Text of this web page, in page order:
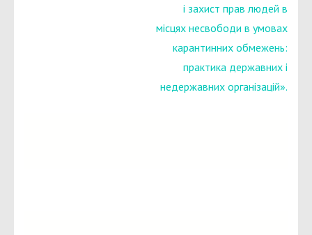
і захист прав людей в
місцях несвободи в умовах
карантинних обмежень:
практика державних і
недержавних організацій».